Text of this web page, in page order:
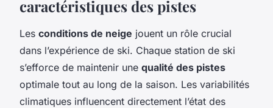
caractéristiques des pistes
Les conditions de neige jouent un rôle crucial
dans l’expérience de ski. Chaque station de ski
s’efforce de maintenir une qualité des pistes
optimale tout au long de la saison. Les variabilités
climatiques influencent directement l’état des